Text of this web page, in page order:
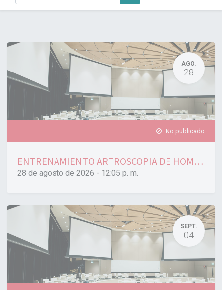
AGO.
28
No publicado
ENTRENAMIENTO ARTROSCOPIA DE HOMBRO INTERMEDIO 08/2026
28 de agosto de 2026 - 12:05 p. m.
SEPT.
04